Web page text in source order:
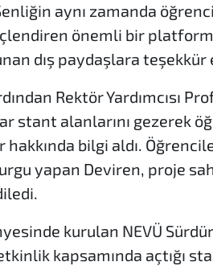
aynı zamanda
önemli bir
dış paydaşlara teşekkür
Rektör Yardımcısı
stant alanlarını gezerek
bilgi aldı.
yapan Deviren, proje
kurulan NEVÜ
kapsamında açtığı